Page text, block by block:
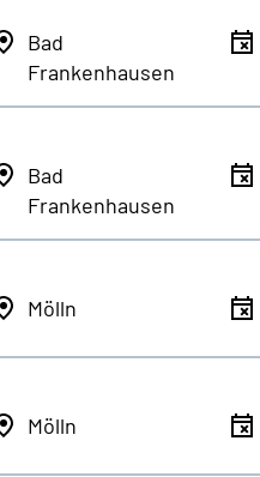
Bad
Frankenhausen
Bad
Frankenhausen
Mölln
Mölln